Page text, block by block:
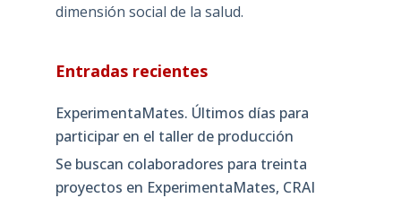
dimensión social de la salud.
Entradas recientes
ExperimentaMates. Últimos días para
participar en el taller de producción
Se buscan colaboradores para treinta
proyectos en ExperimentaMates, CRAI